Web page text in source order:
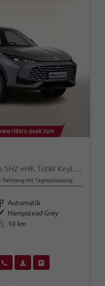
Luxury HEV+ ACC 360Kam SHZ eHK TotW KeyL 19Z
Fahrzeug mit Tageszulassung
Getriebe Automatik
Außenfarbe Hampstead Grey
Kilometerstand
10 km
Wir rufen Sie anFahrzeugexposé (PDF)